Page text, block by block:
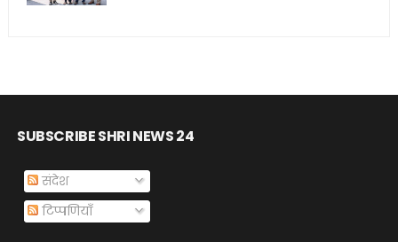
SUBSCRIBE SHRI NEWS 24
संदेश
टिप्पणियाँ